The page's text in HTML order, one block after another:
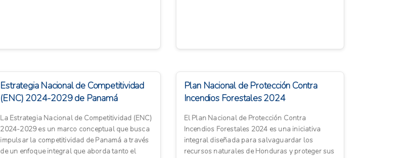
Estrategia Nacional de Competitividad
(ENC) 2024-2029 de Panamá
La Estrategia Nacional de Competitividad (ENC)
2024-2029 es un marco conceptual que busca
impulsar la competitividad de Panamá a través
de un enfoque integral que aborda tanto el
Plan Nacional de Protección Contra
Incendios Forestales 2024
El Plan Nacional de Protección Contra
Incendios Forestales 2024 es una iniciativa
integral diseñada para salvaguardar los
recursos naturales de Honduras y proteger sus